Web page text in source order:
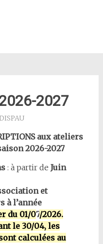
2027
aux ateliers
2026-2027
: à partir de Juin
et
à l’année
du 01/07/2026.
le 30/04, les
calculées au